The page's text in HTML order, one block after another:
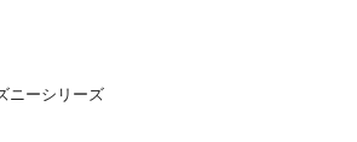
ニーシリーズ